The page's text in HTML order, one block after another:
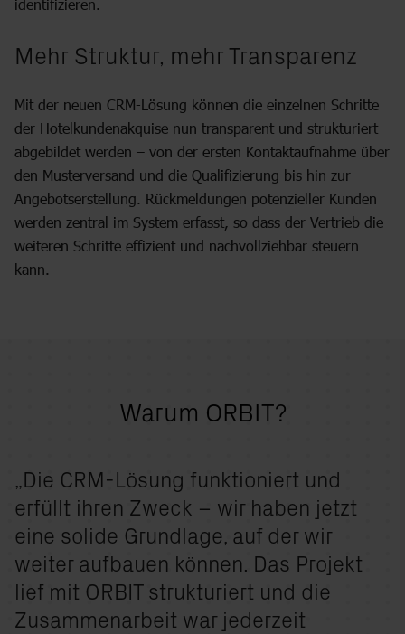
identifizieren.
Mehr Struktur, mehr Transparenz
Mit der neuen CRM-Lösung können die einzelnen Schritte
der Hotelkundenakquise nun transparent und strukturiert
abgebildet werden – von der ersten Kontaktaufnahme über
den Musterversand und die Qualifizierung bis hin zur
Angebotserstellung. Rückmeldungen potenzieller Kunden
werden zentral im System erfasst, so dass der Vertrieb die
weiteren Schritte effizient und nachvollziehbar steuern
kann.
Warum ORBIT?
„Die CRM-Lösung funktioniert und
erfüllt ihren Zweck – wir haben jetzt
eine solide Grundlage, auf der wir
weiter aufbauen können. Das Projekt
lief mit ORBIT strukturiert und die
Zusammenarbeit war jederzeit